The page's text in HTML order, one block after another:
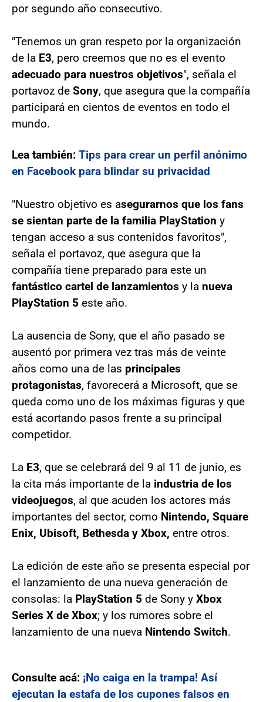
por segundo año consecutivo.
"Tenemos un gran respeto por la organización
de la E3, pero creemos que no es el evento
adecuado para nuestros objetivos", señala el
portavoz de Sony, que asegura que la compañía
participará en cientos de eventos en todo el
mundo.
Lea también: Tips para crear un perfil anónimo
en Facebook para blindar su privacidad
"Nuestro objetivo es asegurarnos que los fans
se sientan parte de la familia PlayStation y
tengan acceso a sus contenidos favoritos",
señala el portavoz, que asegura que la
compañía tiene preparado para este un
fantástico cartel de lanzamientos y la nueva
PlayStation 5 este año.
La ausencia de Sony, que el año pasado se
ausentó por primera vez tras más de veinte
años como una de las principales
protagonistas, favorecerá a Microsoft, que se
queda como uno de los máximas figuras y que
está acortando pasos frente a su principal
competidor.
La E3, que se celebrará del 9 al 11 de junio, es
la cita más importante de la industria de los
videojuegos, al que acuden los actores más
importantes del sector, como Nintendo, Square
Enix, Ubisoft, Bethesda y Xbox, entre otros.
La edición de este año se presenta especial por
el lanzamiento de una nueva generación de
consolas: la PlayStation 5 de Sony y Xbox
Series X de Xbox; y los rumores sobre el
lanzamiento de una nueva Nintendo Switch.
Consulte acá: ¡No caiga en la trampa! Así
ejecutan la estafa de los cupones falsos en